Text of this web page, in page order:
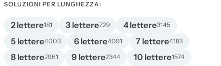
SOLUZIONI PER LUNGHEZZA:
2 lettere181 3 lettere729 4 lettere3145
5 lettere4003 6 lettere4091 7 lettere4183
8 lettere2961 9 lettere2344 10 lettere1574